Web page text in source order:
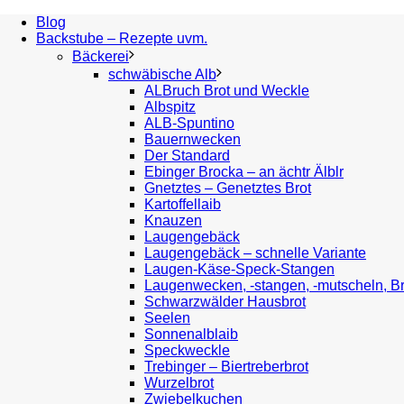
Blog
Backstube – Rezepte uvm.
Bäckerei
schwäbische Alb
ALBruch Brot und Weckle
Albspitz
ALB-Spuntino
Bauernwecken
Der Standard
Ebinger Brocka – an ächtr Älblr
Gnetztes – Genetztes Brot
Kartoffellaib
Knauzen
Laugengebäck
Laugengebäck – schnelle Variante
Laugen-Käse-Speck-Stangen
Laugenwecken, -stangen, -mutscheln,
Schwarzwälder Hausbrot
Seelen
Sonnenalblaib
Speckweckle
Trebinger – Biertreberbrot
Wurzelbrot
Zwiebelkuchen